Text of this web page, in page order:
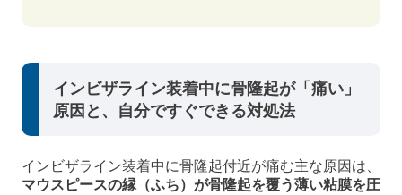
インビザライン装着中に骨隆起が「痛い」
原因と、自分ですぐできる対処法
インビザライン装着中に骨隆起付近が痛む主な原因は、
マウスピースの縁（ふち）が骨隆起を覆う薄い粘膜を圧